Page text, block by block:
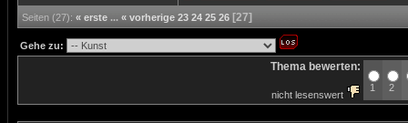
Seiten (27): « erste ... « vorherige 23 24 25 26 [27]
Gehe zu:
Thema bewerten:
nicht lesenswert
1 2